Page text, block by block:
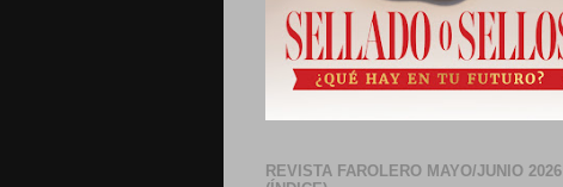
REVISTA FAROLERO MAYO/JUNIO 2026